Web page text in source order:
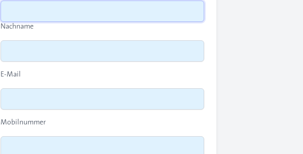
Nachname
E-Mail
Mobilnummer